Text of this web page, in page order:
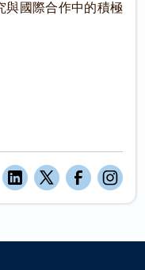
與國際合作中的積極